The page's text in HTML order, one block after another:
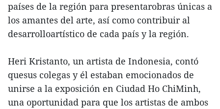
países de la región para presentarobras únicas a
los amantes del arte, así como contribuir al
desarrolloartístico de cada país y la región.
Heri Kristanto, un artista de Indonesia, contó
quesus colegas y él estaban emocionados de
unirse a la exposición en Ciudad Ho ChiMinh,
una oportunidad para que los artistas de ambos